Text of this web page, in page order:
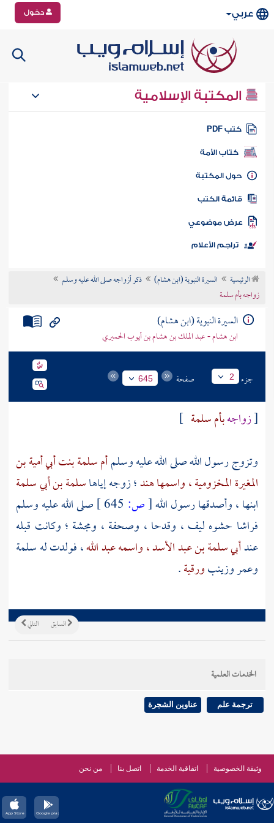
عربي دخول
المكتبة الإسلامية
كتب PDF
كتاب الأمة
المكتبة
الكتب
موضوعي
تراجم الأعلام
الرئيسية السيرة النبوية (ابن هشام)
ذكر أزواجه صلى الله عليه وسلم
زواجه بأم سلمة
السيرة النبوية (ابن هشام)
ابن هشام - عبد الملك بن هشام بن أيوب الحميري
جزء 2 صفحة 645
[زواجهبأم سلمة ]
وتزوج رسول الله صلى الله عليه وسلمأم سلمة بنت أبي أمية بن
المغيرة المخزومية ، واسمها هند؛ زوجه إياهاسلمة بن أبي سلمة
ابنها ، وأصدقها رسول الله[ص:
صلى الله عليه وسلم
فراشا حشوه ليف ، وقدحا ، وصحفة ، ومجشة ؛ وكانت قبله
عندأبي سلمة بن عبد الأسد ، واسمه عبد الله، فولدت لهسلمة
وعمروزينبورقية.
التالي السابق
الخدمات العلمية
ترجمة علم عناوين الشجرة
وثيقة الخصوصية اتفاقية الخدمة اتصل بنا من نحن